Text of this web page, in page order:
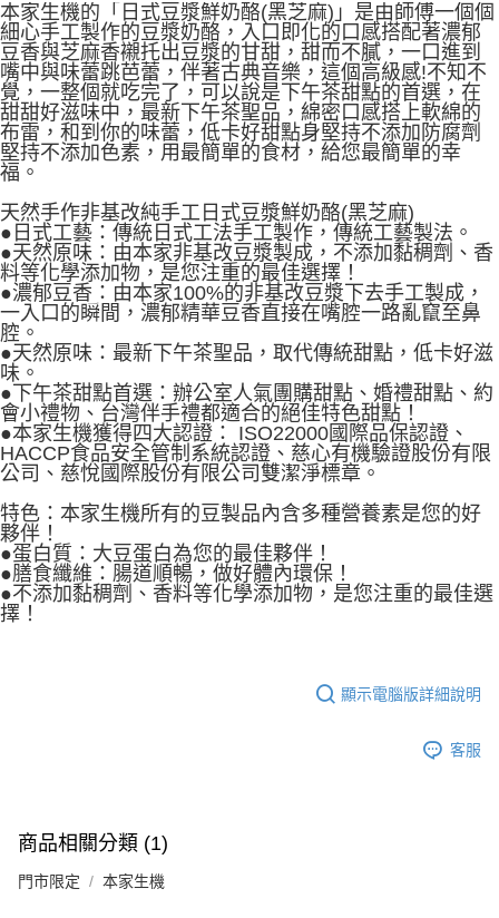
本家生機的「日式豆漿鮮奶酪(黑芝麻)」是由師傅一個個
細心手工製作的豆漿奶酪，入口即化的口感搭配著濃郁
豆香與芝麻香襯托出豆漿的甘甜，甜而不膩，一口進到
嘴中與味蕾跳芭蕾，伴著古典音樂，這個高級感!不知不
覺，一整個就吃完了，可以說是下午茶甜點的首選，在
甜甜好滋味中，最新下午茶聖品，綿密口感搭上軟綿的
布雷，和到你的味蕾，低卡好甜點身堅持不添加防腐劑
堅持不添加色素，用最簡單的食材，給您最簡單的幸
福。
天然手作非基改純手工日式豆漿鮮奶酪(黑芝麻)
●日式工藝：傳統日式工法手工製作，傳統工藝製法。
●天然原味：由本家非基改豆漿製成，不添加黏稠劑、香
料等化學添加物，是您注重的最佳選擇！
●濃郁豆香：由本家100%的非基改豆漿下去手工製成，
一入口的瞬間，濃郁精華豆香直接在嘴腔一路亂竄至鼻
腔。
●天然原味：最新下午茶聖品，取代傳統甜點，低卡好滋
味。
●下午茶甜點首選：辦公室人氣團購甜點、婚禮甜點、約
會小禮物、台灣伴手禮都適合的絕佳特色甜點！
●本家生機獲得四大認證： ISO22000國際品保認證、
HACCP食品安全管制系統認證、慈心有機驗證股份有限
公司、慈悅國際股份有限公司雙潔淨標章。
特色：本家生機所有的豆製品內含多種營養素是您的好
夥伴！
●蛋白質：大豆蛋白為您的最佳夥伴！
●膳食纖維：腸道順暢，做好體內環保！
●不添加黏稠劑、香料等化學添加物，是您注重的最佳選
擇！
顯示電腦版詳細說明
客服
商品相關分類 (1)
門市限定 本家生機